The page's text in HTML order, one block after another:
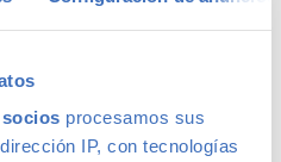
procesamos sus
IP, con tecnologías